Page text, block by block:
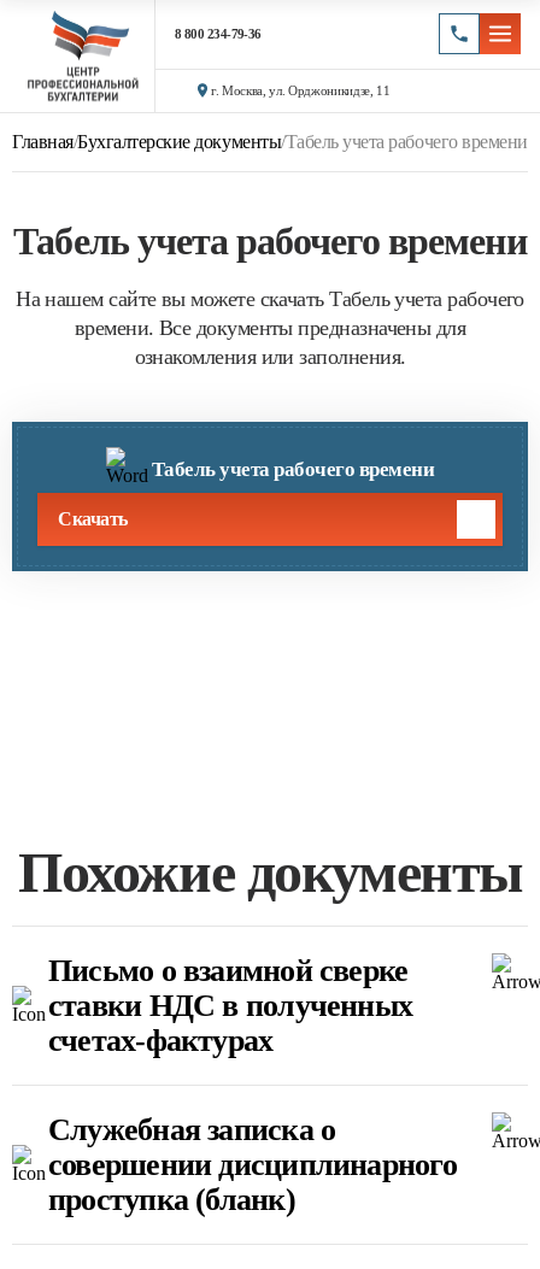
8 800 234-79-36
г. Москва, ул. Орджоникидзе, 11
Главная/Бухгалтерские документы/Табель учета рабочего времени
Табель учета рабочего времени
На нашем сайте вы можете скачать Табель учета рабочего
времени. Все документы предназначены для
ознакомления или заполнения.
Табель учета рабочего времени
Скачать
Похожие документы
Письмо о взаимной сверке
ставки НДС в полученных
счетах-фактурах
Служебная записка о
совершении дисциплинарного
проступка (бланк)